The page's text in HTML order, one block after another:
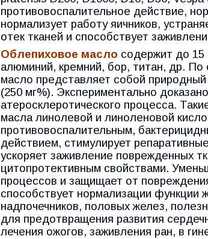
противовоспалительное действие,
нормализует работу яичников,
отек тканей и способствует
Облепиховое масло содержит до 15
алюминий, кремний, бор, титан, др.
масло представляет собой
(250 мг%). Экспериментально
атеросклеротического процесса.
масла линолевой и линоленовой
противовоспалительным,
действием, стимулирует
ускоряет заживление поврежденных
цитопротективным свойствами.
процессов и защищает от
способствует нормализации функции
надпочечников, половых желез,
для предотвращения развития
лечения ожогов, заживления ран, в